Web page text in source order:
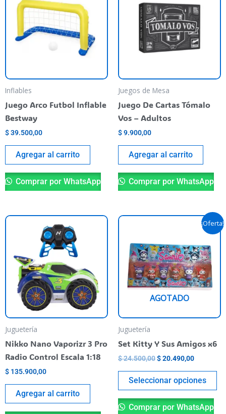
Inflables
Juego Arco Futbol Inflable
Bestway
$39.500,00
Agregar al carrito
Comprar por WhatsApp
Juegos de Mesa
Juego De Cartas Tómalo
Vos – Adultos
$9.900,00
Agregar al carrito
Comprar por WhatsApp
Juguetería
Nikko Nano Vaporizr 3 Pro
Radio Control Escala 1:18
$ 135.900,00
Agregar al carrito
¡Oferta!
AGOTADO
Juguetería
Set Kitty Y Sus Amigos x6
$24.500,00
El
era:
$ 24.500,00.
$20.490,00
El
precio
actual
es:
$
Seleccionar opciones
se
Comprar por WhatsApp